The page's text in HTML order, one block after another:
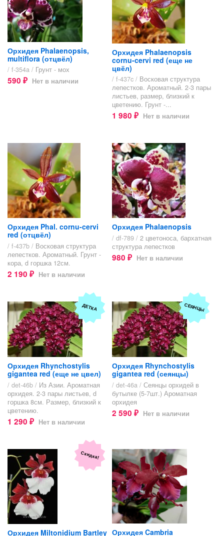
Орхидея Phalaenopsis,
multiflora (отцвёл)
/ f-354a / Грунт - мох
590 ₽ Нет в наличии
Орхидея Phalaenopsis
cornu-cervi red (еще не
цвёл)
/ f-437c / Восковая структура
лепестков. Ароматный. 2-3 пары
листьев, размер, близкий к
цветению. Грунт -...
1 980 ₽ Нет в наличии
Орхидея Phal. cornu-cervi
red (отцвёл)
/ f-437b / Восковая структура
лепестков. Ароматный. Грунт -
кора, d горшка 12см.
2 190 ₽ Нет в наличии
Орхидея Phalaenopsis
/ df-789 / 2 цветоноса, бархатная
структура лепестков
980 ₽ Нет в наличии
ДЕТКА
Орхидея Rhynchostylis
gigantea red (еще не цвел)
/ det-46b / Из Азии. Ароматная
орхидея. 2-3 пары листьев, d
горшка 8см. Размер, близкий к
цветению.
1 290 ₽ Нет в наличии
СЕЯНЦЫ
Орхидея Rhynchostylis
gigantea red (сеянцы)
/ det-46a / Сеянцы орхидей в
бутылке (5-7шт.) Ароматная
орхидея
2 590 ₽ Нет в наличии
Скидка!
Орхидея Miltonidium Bartley Орхидея Cambria